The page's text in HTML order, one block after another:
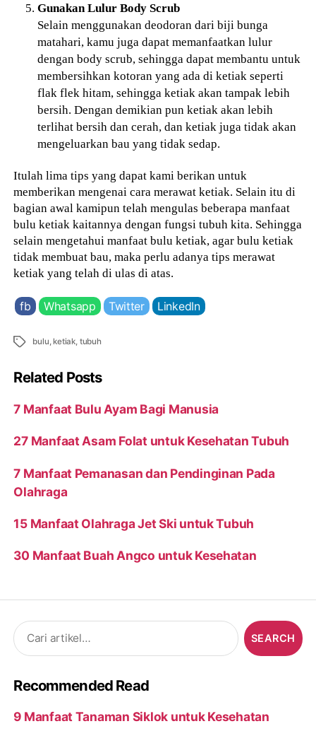
Gunakan Lulur Body Scrub
Selain menggunakan deodoran dari biji bunga
matahari, kamu juga dapat memanfaatkan lulur
dengan body scrub, sehingga dapat membantu untuk
membersihkan kotoran yang ada di ketiak seperti
flak flek hitam, sehingga ketiak akan tampak lebih
bersih. Dengan demikian pun ketiak akan lebih
terlihat bersih dan cerah, dan ketiak juga tidak akan
mengeluarkan bau yang tidak sedap.
Itulah lima tips yang dapat kami berikan untuk
memberikan mengenai cara merawat ketiak. Selain itu di
bagian awal kamipun telah mengulas beberapa manfaat
bulu ketiak kaitannya dengan fungsi tubuh kita. Sehingga
selain mengetahui manfaat bulu ketiak, agar bulu ketiak
tidak membuat bau, maka perlu adanya tips merawat
ketiak yang telah di ulas di atas.
fb Whatsapp Twitter LinkedIn
Tags bulu, ketiak, tubuh
Related Posts
7 Manfaat Bulu Ayam Bagi Manusia
27 Manfaat Asam Folat untuk Kesehatan Tubuh
7 Manfaat Pemanasan dan Pendinginan Pada
Olahraga
15 Manfaat Olahraga Jet Ski untuk Tubuh
30 Manfaat Buah Angco untuk Kesehatan
Search
for:
Recommended Read
9 Manfaat Tanaman Siklok untuk Kesehatan